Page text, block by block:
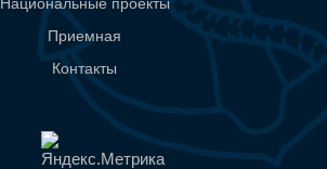
Приемная
Контакты